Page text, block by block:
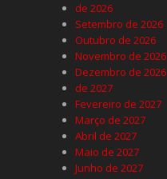
de 2026
Setembro de 2026
Outubro de 2026
Novembro de 2026
Dezembro de 2026
de 2027
Fevereiro de 2027
Março de 2027
Abril de 2027
Maio de 2027
Junho de 2027